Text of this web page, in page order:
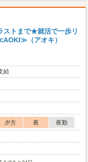
ストまで★就活で一歩リ
（アオキ）
給
夕方 夜
夜勤